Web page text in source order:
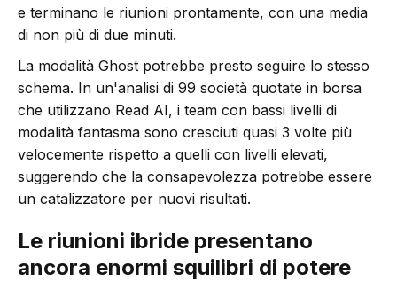
e terminano le riunioni prontamente, con una media
di non più di due minuti.
La modalità Ghost potrebbe presto seguire lo stesso
schema. In un'analisi di 99 società quotate in borsa
che utilizzano Read AI, i team con bassi livelli di
modalità fantasma sono cresciuti quasi 3 volte più
velocemente rispetto a quelli con livelli elevati,
suggerendo che la consapevolezza potrebbe essere
un catalizzatore per nuovi risultati.
Le riunioni ibride presentano
ancora enormi squilibri di potere